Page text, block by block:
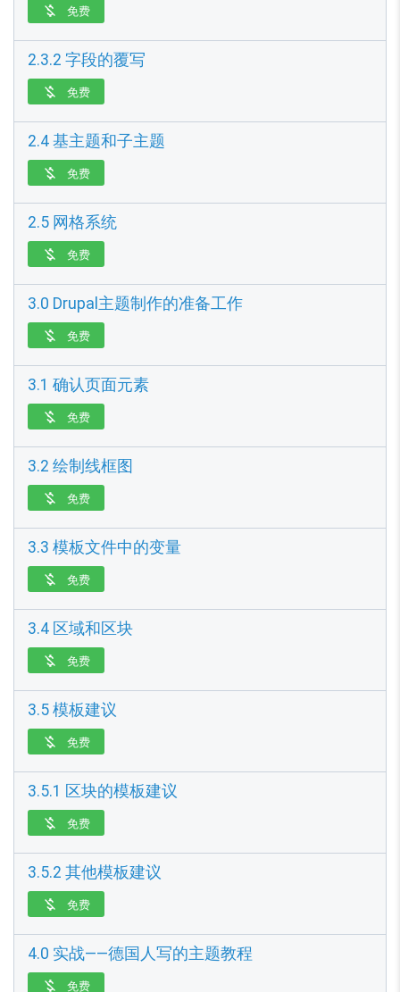
 免费
2.3.2 字段的覆写
 免费
2.4 基主题和子主题
 免费
2.5 网格系统
 免费
3.0 Drupal主题制作的准备工作
 免费
3.1 确认页面元素
 免费
3.2 绘制线框图
 免费
3.3 模板文件中的变量
 免费
3.4 区域和区块
 免费
3.5 模板建议
 免费
3.5.1 区块的模板建议
 免费
3.5.2 其他模板建议
 免费
4.0 实战——德国人写的主题教程
 免费